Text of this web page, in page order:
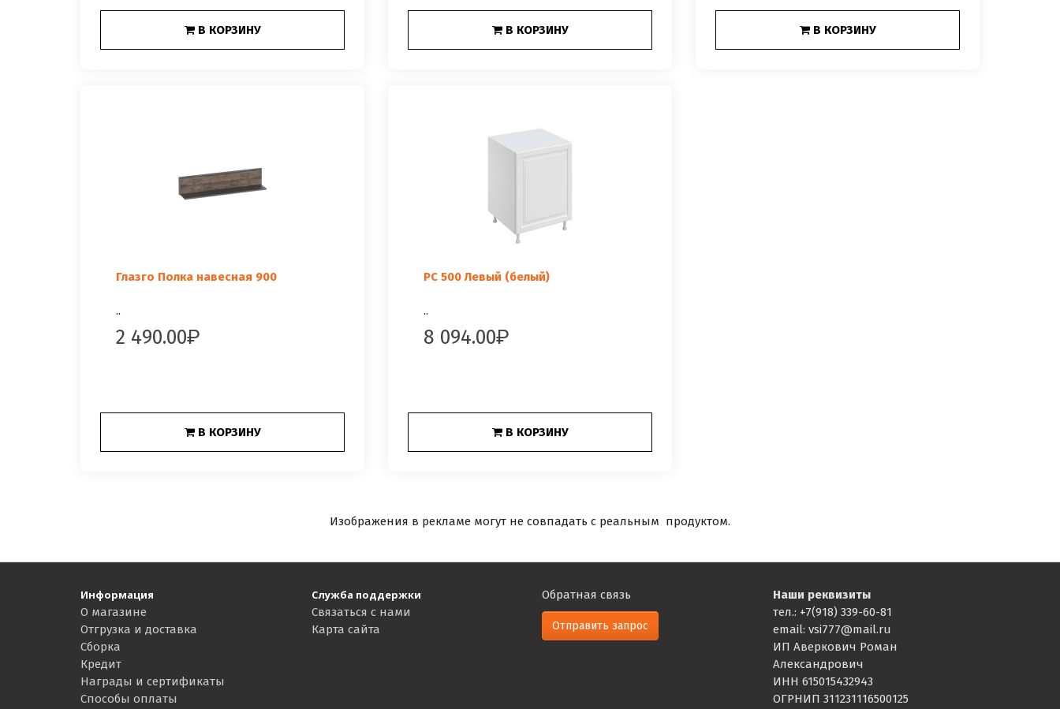
В КОРЗИНУ В КОРЗИНУ В КОРЗИНУ
Глазго Полка навесная 900
..
2 490.00
В КОРЗИНУ
РС 500 Левый (белый)
..
8 094.00
В КОРЗИНУ
Изображения в рекламе могут не совпадать с реальным продуктом.
Информация
О магазине
Отгрузка и доставка
Сборка
Кредит
Награды и сертификаты
Способы оплаты
Служба поддержки
Связаться с нами
Карта сайта
Обратная связь
Отправить запрос
Наши реквизиты
тел.: +7(918) 339-60-81
email: vsi777@mail.ru
ИП Аверкович Роман
Александрович
ИНН 615015432943
ОГРНИП 311231116500125